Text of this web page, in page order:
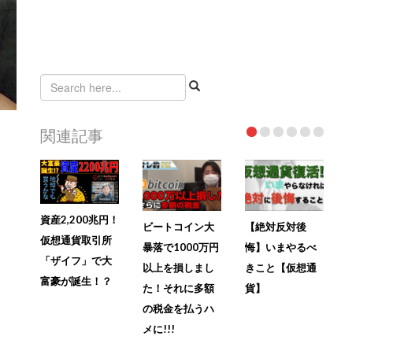
関連記事
資産2,200兆円！
仮想通貨取引所
「ザイフ」で大
富豪が誕生！？
ビートコイン大
暴落で1000万円
以上を損しまし
た！それに多額
の税金を払うハ
メに!!!
【絶対反対後
悔】いまやるべ
きこと【仮想通
貨】